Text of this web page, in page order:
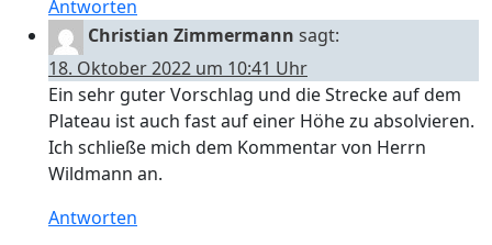
Antworten
Christian Zimmermann sagt:
18. Oktober 2022 um 10:41 Uhr
Ein sehr guter Vorschlag und die Strecke auf dem
Plateau ist auch fast auf einer Höhe zu absolvieren.
Ich schließe mich dem Kommentar von Herrn
Wildmann an.
Antworten